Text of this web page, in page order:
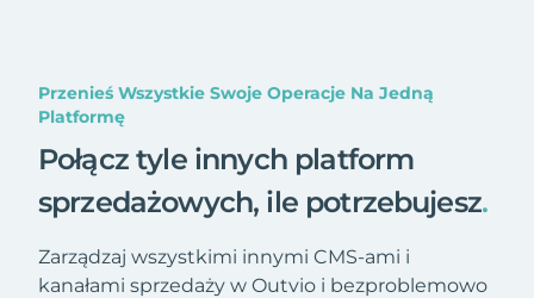
Przenieś Wszystkie Swoje Operacje Na Jedną
Platformę
Połącz tyle innych platform
sprzedażowych, ile potrzebujesz.
Zarządzaj wszystkimi innymi CMS-ami i
kanałami sprzedaży w Outvio i bezproblemowo